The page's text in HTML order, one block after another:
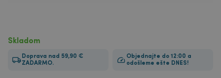
Skladom
Doprava nad 59,90 €
ZADARMO.
Objednajte do 12:00 a
odošleme ešte DNES!